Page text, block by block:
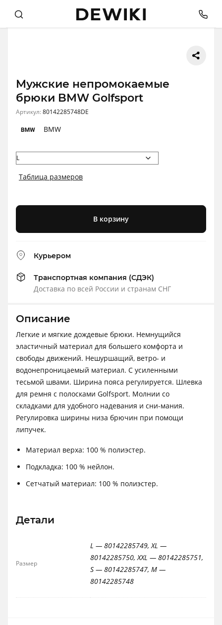
Мужские непромокаемые
брюки BMW Golfsport
Артикул:80142285748DE
BMW
Таблица размеров
В корзину
Курьером
Транспортная компания (СДЭК)
Доставка по всей России и странам СНГ
Описание
Легкие и мягкие дождевые брюки. Немнущийся
эластичный материал для большего комфорта и
свободы движений. Нешуршащий, ветро- и
водонепроницаемый материал. С усиленными
тесьмой швами. Ширина пояса регулируется. Шлевка
для ремня с полосками Golfsport. Молнии со
складками для удобного надевания и сни-мания.
Регулировка ширины низа брючин при помощи
липучек.
Материал верха: 100 % полиэстер.
Подкладка: 100 % нейлон.
Сетчатый материал: 100 % полиэстер.
Детали
Размер
L — 80142285749, XL —
80142285750, XXL — 80142285751,
S — 80142285747, M —
80142285748